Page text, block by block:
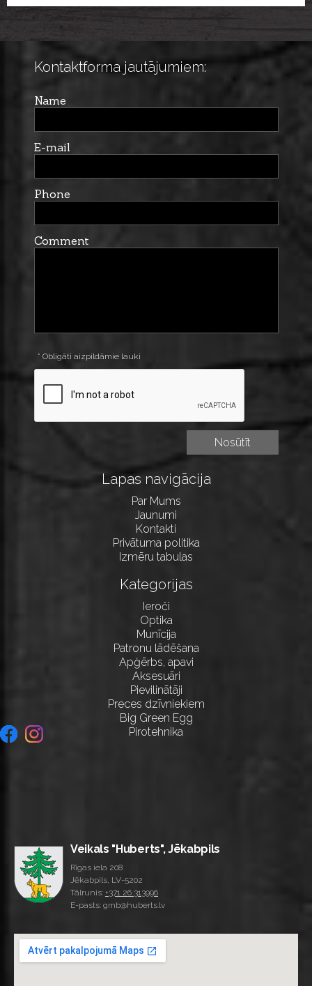
sunim DELUXE, 40-50cm
Kontaktforma jautājumiem:
Name
E-mail
Phone
Comment
* Obligāti aizpildāmie lauki
Lapas navigācija
Par Mums
Jaunumi
Kontakti
Privātuma politika
Izmēru tabulas
Kategorijas
Ieroči
Optika
Munīcija
Patronu lādēšana
Apģērbs, apavi
Aksesuāri
Pievilinātāji
Preces dzīvniekiem
Big Green Egg
Pirotehnika
Veikals "Huberts", Jēkabpils
Rīgas iela 208
Jēkabpils, LV-5202
Tālrunis: +371 26 313996
E-pasts: gmb@huberts.lv